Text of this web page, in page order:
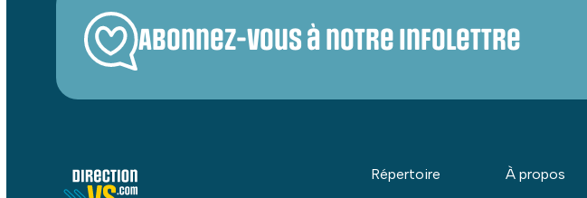
Abonnez-vous à notre infolettre
Répertoire
À propos